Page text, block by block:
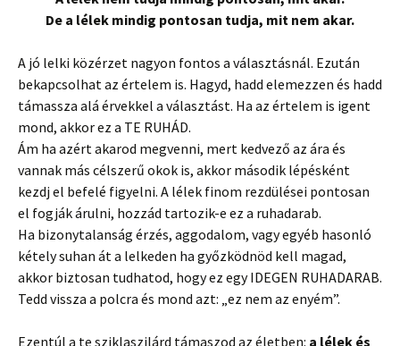
De a lélek mindig pontosan tudja, mit nem akar.
A jó lelki közérzet nagyon fontos a választásnál. Ezután
bekapcsolhat az értelem is. Hagyd, hadd elemezzen és hadd
támassza alá érvekkel a választást. Ha az értelem is igent
mond, akkor ez a TE RUHÁD.
Ám ha azért akarod megvenni, mert kedvező az ára és
vannak más célszerű okok is, akkor második lépésként
kezdj el befelé figyelni. A lélek finom rezdülései pontosan
el fogják árulni, hozzád tartozik-e ez a ruhadarab.
Ha bizonytalanság érzés, aggodalom, vagy egyéb hasonló
kétely suhan át a lelkeden ha győzködnöd kell magad,
akkor biztosan tudhatod, hogy ez egy IDEGEN RUHADARAB.
Tedd vissza a polcra és mond azt: „ez nem az enyém”.
Ezentúl a te sziklaszilárd támaszod az életben: a lélek és